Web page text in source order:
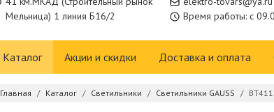
Мельница) 1 линия Б16/2
Время работы: с
Каталог Акции и скидки Доставка и оплата
Главная Каталог Светильники Светильники GAUSS